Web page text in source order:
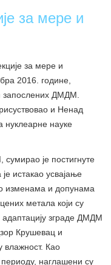
за мере и
за мере и
2016. године,
запослених ДМДМ.
и Ненад
нуклеарне науке
је постигнуте
истакао усвајање
изменама и допунама
метала који су
адаптацију зграде ДМДМ
Крушевац и
влажност. Као
периоду, наглашени су